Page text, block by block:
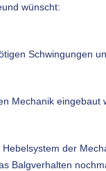
wünscht:
Schwingungen
Mechanik
der
Balgverhalten